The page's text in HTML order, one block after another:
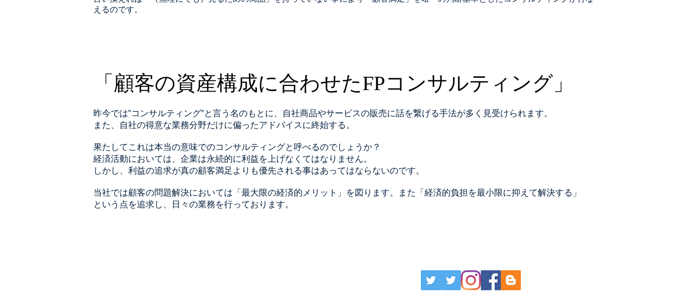
えるのです。
「顧客の資産構成に合わせたFPコンサルティング」
昨今では”コンサルティング”と言う名のもとに、自社商品やサービスの販売に話を繋げる手法が多く見受けられます。
また、自社の得意な業務分野だけに偏ったアドバイスに終始する。
果たしてこれは本当の意味でのコンサルティングと呼べるのでしょうか？
経済活動においては、企業は永続的に利益を上げなくてはなりません。
しかし、利益の追求が真の顧客満足よりも優先される事はあってはならないのです。
当社では顧客の問題解決においては「最大限の経済的メリット」を図ります。また「経済的負担を最小限に抑えて解決する」
という点を追求し、日々の業務を行っております。